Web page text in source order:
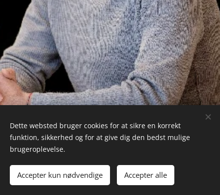
Wunderkind ApS, Struenseegade 15A, 2. sal. th , +45 23 98 51 00
Cookies
Dette websted bruger cookies for at sikre en korrekt
funktion, sikkerhed og for at give dig den bedst mulige
brugeroplevelse.
Accepter kun nødvendige Accepter alle